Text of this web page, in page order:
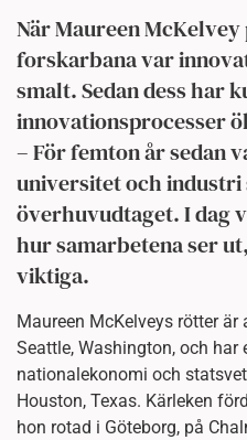
När Maureen
forskarbana var
smalt. Sedan dess har
innovationsprocesser
– För femton år sedan
universitet och industri
överhuvudtaget. I dag
hur samarbetena ser
viktiga.
Maureen McKelveys rötter
Seattle, Washington, och har
nationalekonomi och
Houston, Texas. Kärleken
hon rotad i Göteborg, på